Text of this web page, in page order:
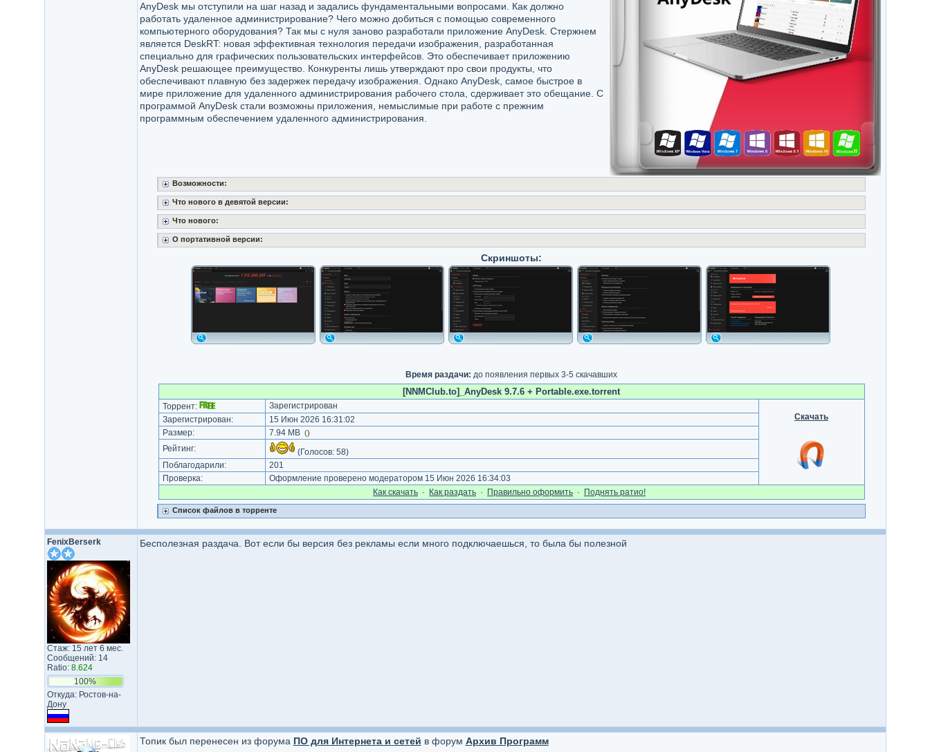
AnyDesk мы отступили на шаг назад и задались фундаментальными вопросами. Как должно
работать удаленное администрирование? Чего можно добиться с помощью современного
компьютерного оборудования? Так мы с нуля заново разработали приложение AnyDesk. Стержнем
является DeskRT: новая эффективная технология передачи изображения, разработанная
специально для графических пользовательских интерфейсов. Это обеспечивает приложению
AnyDesk решающее преимущество. Конкуренты лишь утверждают про свои продукты, что
обеспечивают плавную без задержек передачу изображения. Однако AnyDesk, самое быстрое в
мире приложение для удаленного администрирования рабочего стола, сдерживает это обещание. С
программой AnyDesk стали возможны приложения, немыслимые при работе с прежним
программным обеспечением удаленного администрирования.
Возможности:
Что нового в девятой версии:
Что нового:
О портативной версии:
Скриншоты:
Время раздачи: до появления первых 3-5 скачавших
[NNMClub.to]_AnyDesk 9.7.6 + Portable.exe.torrent
Торрент:
Зарегистрирован
Скачать
Зарегистрирован:
15 Июн 2026 16:31:02
Размер:
7.94 MB ()
Рейтинг: (Голосов: 58)
Поблагодарили:
201
Проверка:
Оформление проверено модератором 15 Июн 2026 16:34:03
Как cкачать · Как раздать · Правильно оформить · Поднять ратио!
Список файлов в торренте
FenixBerserk
Стаж: 15 лет 6 мес.
Сообщений: 14
Ratio: 8.624
100%
Откуда: Ростов-на-
Дону
Бесполезная раздача. Вот если бы версия без рекламы если много подключаешься, то была бы полезной
Топик был перенесен из форума ПО для Интернета и сетей в форум Архив Программ